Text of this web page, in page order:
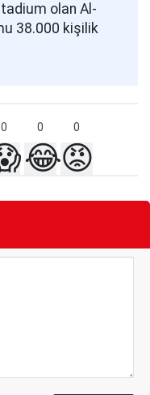
olan Al-
38.000 kişilik
0 0 0
😂😡